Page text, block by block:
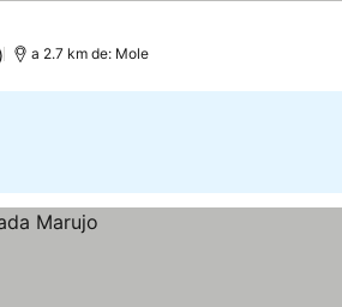
a 2.7 km de: Mole